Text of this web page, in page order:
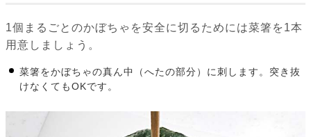
1個まるごとのかぼちゃを安全に切るためには菜箸を1本
用意しましょう。
菜箸をかぼちゃの真ん中（へたの部分）に刺します。突き抜
けなくてもOKです。